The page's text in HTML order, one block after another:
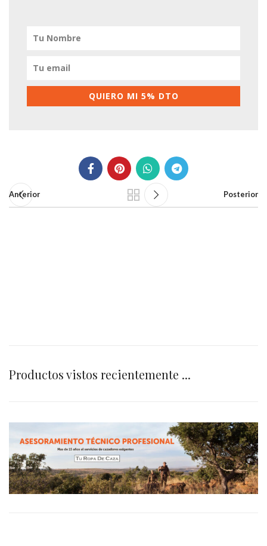
QUIERO MI 5% DTO
Anterior Posterior
Productos vistos recientemente ...